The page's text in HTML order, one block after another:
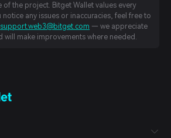
of the project. Bitget Wallet values every
any issues or inaccuracies, feel free to
support.web3@bitget.com — we appreciate
will make improvements where needed.